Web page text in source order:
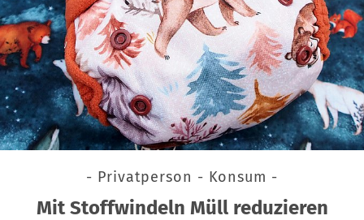
- Privatperson - Konsum -
Mit Stoffwindeln Müll reduzieren